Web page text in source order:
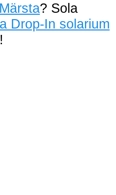
? Sola
Drop-In solarium
!